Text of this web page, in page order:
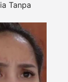
Tanpa